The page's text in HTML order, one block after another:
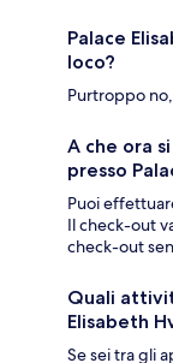
Palace
loco?
Purtroppo
A che ora
presso
Puoi
Il check-out
check-out
Quali
Elisabeth
Se sei tra gli